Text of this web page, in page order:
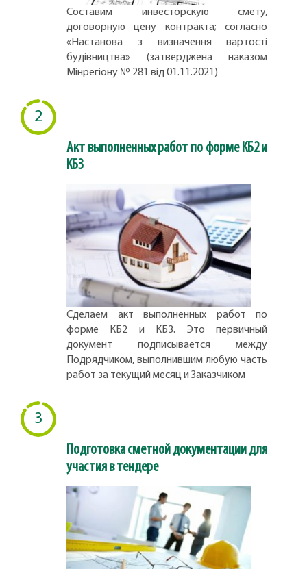
Составим инвесторскую смету,
договорную цену контракта; согласно
«Настанова з визначення вартості
будівництва» (затверджена наказом
Мінрегіону № 281 від 01.11.2021)
2
Акт выполненных работ по форме КБ2 и
КБ3
Сделаем акт выполненных работ по
форме КБ2 и КБ3. Это первичный
документ подписывается между
Подрядчиком, выполнившим любую часть
работ за текущий месяц и Заказчиком
3
Подготовка сметной документации для
участия в тендере